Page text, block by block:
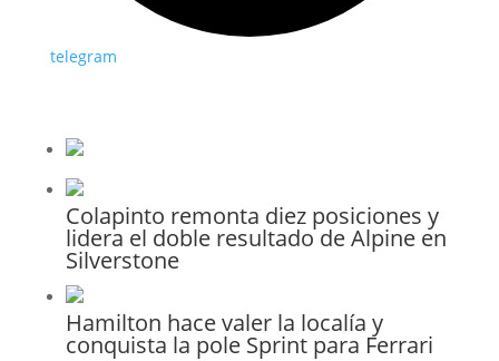
telegram
Colapinto remonta diez posiciones y
lidera el doble resultado de Alpine en
Silverstone
Hamilton hace valer la localía y
conquista la pole Sprint para Ferrari